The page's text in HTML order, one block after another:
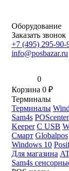
Оборудование
Заказать звонок
+7 (495) 295-90-
info@posbazar.ru
0
Корзина 0 ₽
Терминалы
Терминалы
Sam4s POScenter
Keeper С USB
Смарт Globalpos
Windows 10
Для магазина
Sam4s